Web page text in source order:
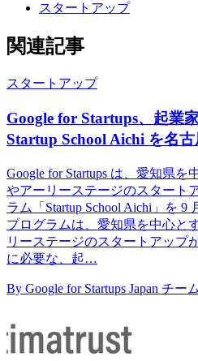
スタートアップ
関連記事
スタートアップ
Google for Startups、起業
Startup School Aichi を名
Google for Startups は、愛知県
やアーリーステージのスタート
ラム「Startup School Aichi」を 9
プログラムは、愛知県を中心と
リーステージのスタートアップ
に必要な、起…
By Google for Startups Japan チーム